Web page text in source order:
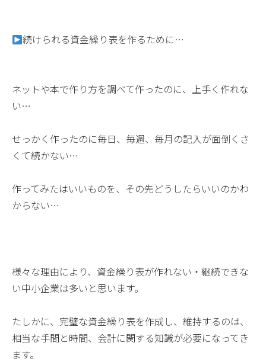
続けられる資金繰り表を作るために…
ネットや本で作り方を調べて作ったのに、上手く作れな
い…
せっかく作ったのに毎日、毎週、毎月の記入が面倒くさ
くて続かない…
作ってみたはいいものを、その先どうしたらいいのかわ
からない…
様々な理由により、資金繰り表が作れない・継続できな
い中小企業は多いと思います。
たしかに、完璧な資金繰り表を作成し、維持するのは、
相当な手間と時間、会計に関する知識が必要になってき
ます。